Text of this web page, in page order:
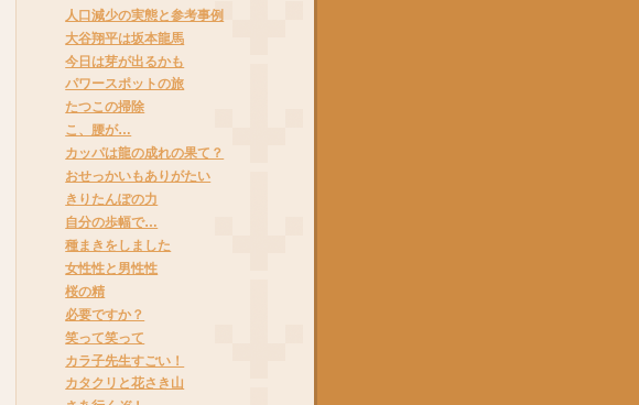
人口減少の実態と参考事例
大谷翔平は坂本龍馬
今日は芽が出るかも
パワースポットの旅
たつこの掃除
こ、腰が…
カッパは龍の成れの果て？
おせっかいもありがたい
きりたんぽの力
自分の歩幅で…
種まきをしました
女性性と男性性
桜の精
必要ですか？
笑って笑って
カラ子先生すごい！
カタクリと花さき山